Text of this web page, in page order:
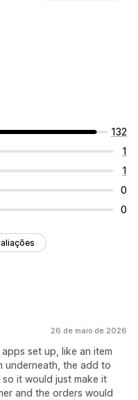
132
1
1
0
0
26 de maio de 2026
set up, like an item
underneath, the add to
it would just make it
and the orders would